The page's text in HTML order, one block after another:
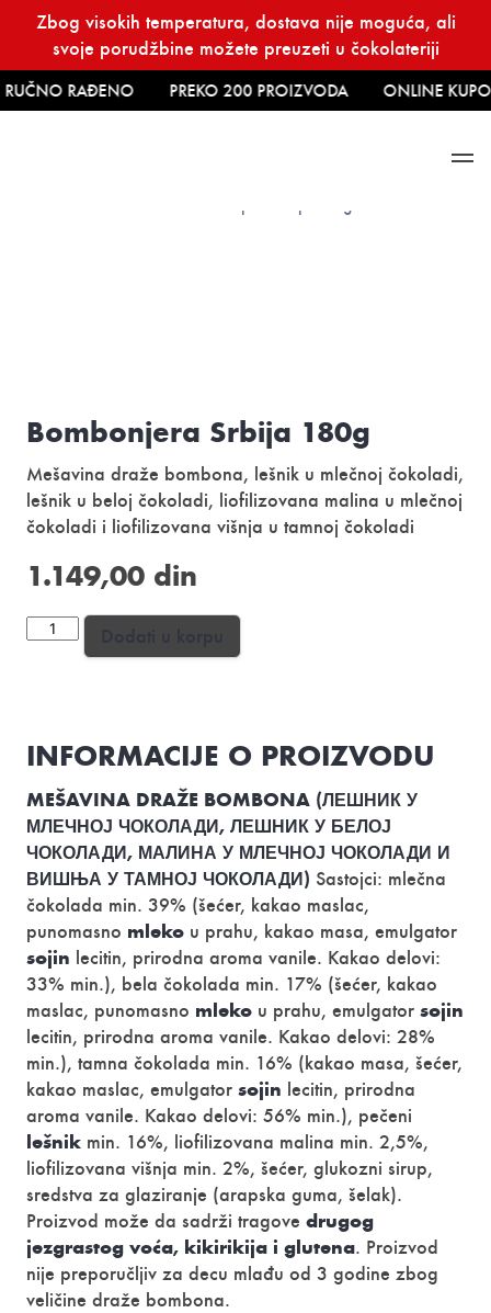
content
Zbog visokih temperatura, dostava nije moguća, ali
svoje porudžbine možete preuzeti u čokolateriji
RAĐENO PREKO 200 PROIZVODA ONLINE
Bombonjera Srbija 180g
Mešavina draže bombona, lešnik u mlečnoj čokoladi,
lešnik u beloj čokoladi, liofilizovana malina u mlečnoj
čokoladi i liofilizovana višnja u tamnoj čokoladi
1.149,00 din
Bombonjera
INFORMACIJE O PROIZVODU
MEŠAVINA DRAŽE BOMBONA (ЛЕШНИК У
МЛЕЧНОЈ ЧОКОЛАДИ, ЛЕШНИК У БЕЛОЈ
ЧОКОЛАДИ, МАЛИНА У МЛЕЧНОЈ ЧОКОЛАДИ И
ВИШЊА У ТАМНОЈ ЧОКОЛАДИ) Sastojci: mlečna
čokolada min. 39% (šećer, kakao maslac,
punomasno mleko u prahu, kakao masa, emulgator
sojin lecitin, prirodna aroma vanile. Kakao delovi:
33% min.), bela čokolada min. 17% (šećer, kakao
maslac, punomasno mleko u prahu, emulgator sojin
lecitin, prirodna aroma vanile. Kakao delovi: 28%
min.), tamna čokolada min. 16% (kakao masa, šećer,
kakao maslac, emulgator sojin lecitin, prirodna
aroma vanile. Kakao delovi: 56% min.), pečeni
lešnik min. 16%, liofilizovana malina min. 2,5%,
liofilizovana višnja min. 2%, šećer, glukozni sirup,
sredstva za glaziranje (arapska guma, šelak).
Proizvod može da sadrži tragove drugog
jezgrastog voća, kikirikija i glutena. Proizvod
nije preporučljiv za decu mlađu od 3 godine zbog
veličine draže bombona.